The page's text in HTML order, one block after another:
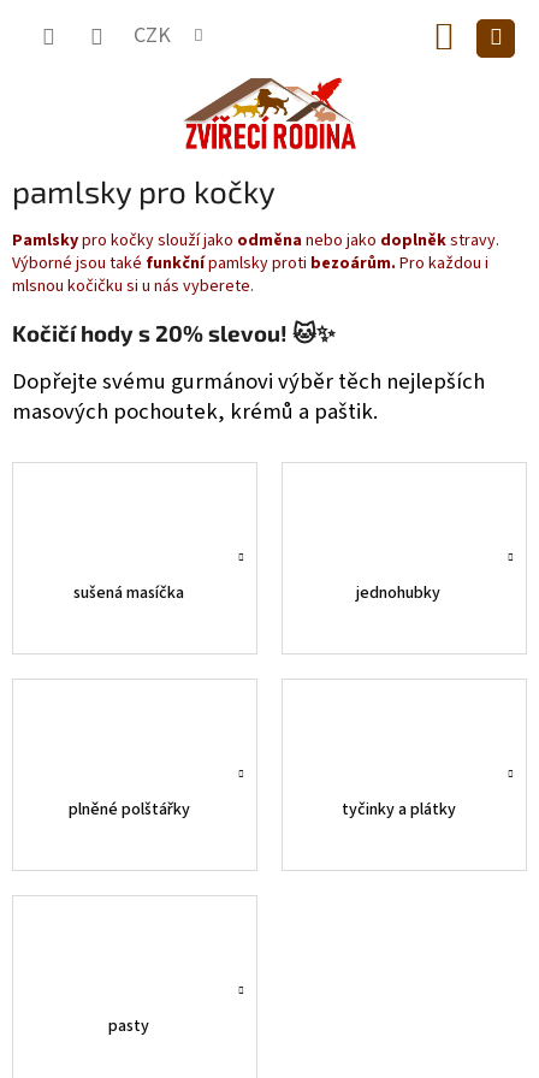
CZK
KOŠÍK
pamlsky pro kočky
Pamlskypro kočky slouží jako odměnanebo jako doplněkstravy.
Výborné jsou také funkčnípamlsky proti bezoárům. Pro každou i
mlsnou kočičku si u nás vyberete.
Kočičí hody s 20% slevou! 🐱✨
Dopřejte svému gurmánovi výběr těch nejlepších
masových pochoutek, krémů a paštik.
sušená masíčka jednohubky
plněné polštářky tyčinky a plátky
pasty